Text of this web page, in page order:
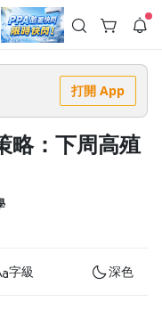
惠券！
期間快閃活動
現折 NT$300、再贈最高
冷氣房升級 📈⭐️ 【冷氣房
現折 NT$300◾活動期間：
好康 \ 再加碼 /→ 點數回饋
即享回饋 1% 點數✅ 滿
帳號 Line@ 專屬活動，加
個人化推播」！
打開 App
略：下周高殖
字級 深色
--:--